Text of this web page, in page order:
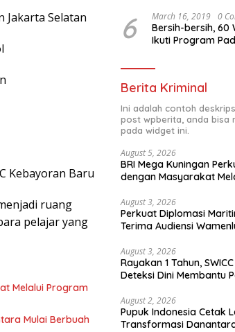
Jakarta Selatan
Kebayoran Baru
ruang
pelajar yang
Melalui Program
Mulai Berbuah
6 March 16, 2019 0
Bersih-bersih, 60
Ikuti Program
Berita Kriminal
Ini adalah contoh
post wpberita, anda bisa
pada widget ini.
August 5, 2026
BRI Mega Kuningan
dengan Masyarakat
August 3, 2026
Perkuat Diplomasi
Terima Audiensi
August 3, 2026
Rayakan 1 Tahun,
Deteksi Dini Membantu
August 2, 2026
Pupuk Indonesia Cetak
Transformasi